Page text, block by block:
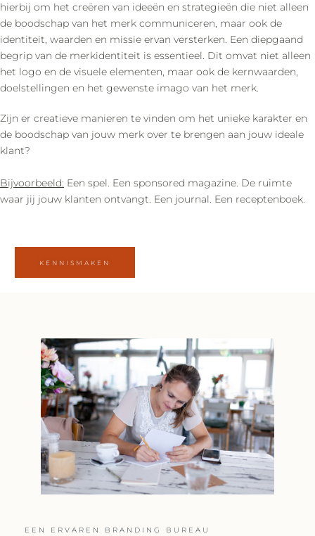
hierbij om het creëren van ideeën en strategieën die niet alleen
de boodschap van het merk communiceren, maar ook de
identiteit, waarden en missie ervan versterken. Een diepgaand
begrip van de merkidentiteit is essentieel. Dit omvat niet alleen
het logo en de visuele elementen, maar ook de kernwaarden,
doelstellingen en het gewenste imago van het merk.
Zijn er creatieve manieren te vinden om het unieke karakter en
de boodschap van jouw merk over te brengen aan jouw ideale
klant?
Bijvoorbeeld: Een spel. Een sponsored magazine. De ruimte
waar jij jouw klanten ontvangt. Een journal. Een receptenboek.
KENNISMAKEN
EEN ERVAREN BRANDING BUREAU